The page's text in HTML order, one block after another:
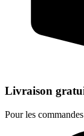
Livraison
Pour les